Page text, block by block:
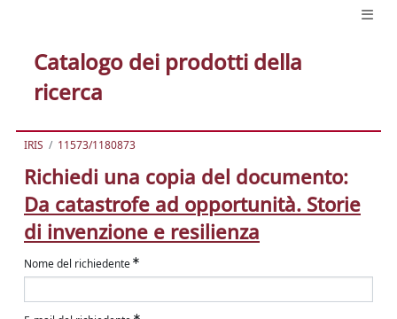
Catalogo dei prodotti della
ricerca
IRIS 11573/1180873
Richiedi una copia del documento:
Da catastrofe ad opportunità. Storie
di invenzione e resilienza
Nome del richiedente